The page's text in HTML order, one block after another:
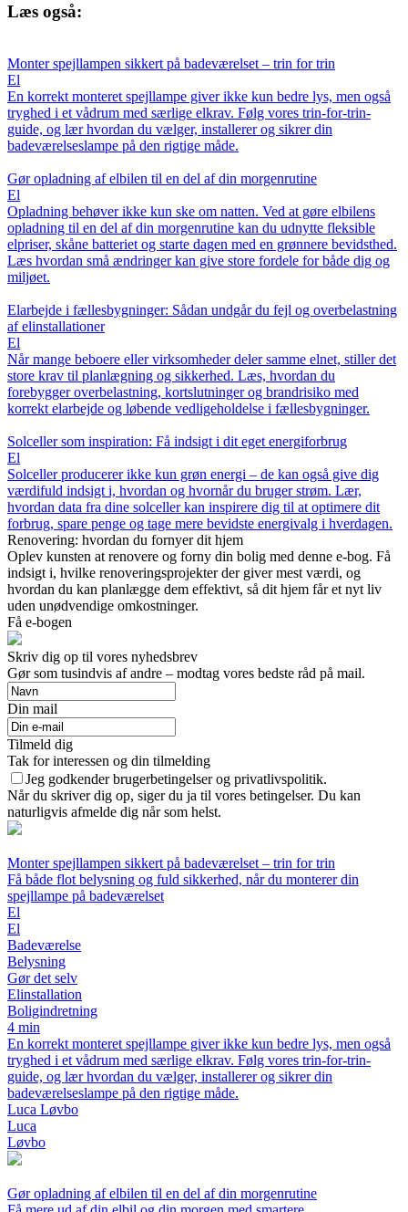
Læs også:
Monter spejllampen sikkert på badeværelset – trin for trin
El
En korrekt monteret spejllampe giver ikke kun bedre lys, men også
tryghed i et vådrum med særlige elkrav. Følg vores trin-for-trin-
guide, og lær hvordan du vælger, installerer og sikrer din
badeværelseslampe på den rigtige måde.
Gør opladning af elbilen til en del af din morgenrutine
El
Opladning behøver ikke kun ske om natten. Ved at gøre elbilens
opladning til en del af din morgenrutine kan du udnytte fleksible
elpriser, skåne batteriet og starte dagen med en grønnere bevidsthed.
Læs hvordan små ændringer kan give store fordele for både dig og
miljøet.
Elarbejde i fællesbygninger: Sådan undgår du fejl og overbelastning
af elinstallationer
El
Når mange beboere eller virksomheder deler samme elnet, stiller det
store krav til planlægning og sikkerhed. Læs, hvordan du
forebygger overbelastning, kortslutninger og brandrisiko med
korrekt elarbejde og løbende vedligeholdelse i fællesbygninger.
Solceller som inspiration: Få indsigt i dit eget energiforbrug
El
Solceller producerer ikke kun grøn energi – de kan også give dig
værdifuld indsigt i, hvordan og hvornår du bruger strøm. Lær,
hvordan data fra dine solceller kan inspirere dig til at optimere dit
forbrug, spare penge og tage mere bevidste energivalg i hverdagen.
Renovering: hvordan du fornyer dit hjem
Oplev kunsten at renovere og forny din bolig med denne e-bog. Få
indsigt i, hvilke renoveringsprojekter der giver mest værdi, og
hvordan du kan planlægge dem effektivt, så dit hjem får et nyt liv
uden unødvendige omkostninger.
Få e-bogen
Skriv dig op til vores nyhedsbrev
Gør som tusindvis af andre – modtag vores bedste råd på mail.
Din mail
Tilmeld dig
Tak for interessen og din tilmelding
Jeg godkender brugerbetingelser og privatlivspolitik.
Når du skriver dig op, siger du ja til vores betingelser. Du kan
naturligvis afmelde dig når som helst.
Monter spejllampen sikkert på badeværelset – trin for trin
Få både flot belysning og fuld sikkerhed, når du monterer din
spejllampe på badeværelset
El
El
Badeværelse
Belysning
Gør det selv
Elinstallation
Boligindretning
4 min
En korrekt monteret spejllampe giver ikke kun bedre lys, men også
tryghed i et vådrum med særlige elkrav. Følg vores trin-for-trin-
guide, og lær hvordan du vælger, installerer og sikrer din
badeværelseslampe på den rigtige måde.
Luca Løvbo
Luca
Løvbo
Gør opladning af elbilen til en del af din morgenrutine